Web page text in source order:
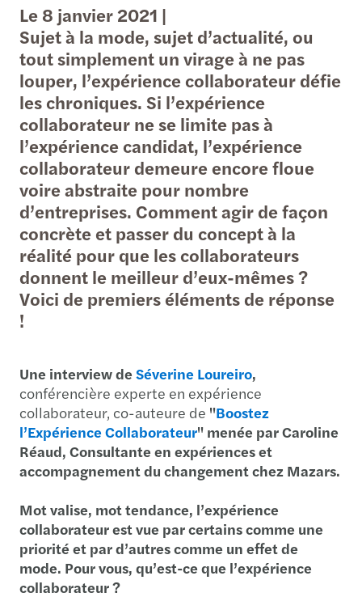
Le 8 janvier 2021 |
Sujet à la mode, sujet d’actualité, ou
tout simplement un virage à ne pas
louper, l’expérience collaborateur défie
les chroniques. Si l’expérience
collaborateur ne se limite pas à
l’expérience candidat, l’expérience
collaborateur demeure encore floue
voire abstraite pour nombre
d’entreprises. Comment agir de façon
concrète et passer du concept à la
réalité pour que les collaborateurs
donnent le meilleur d’eux-mêmes ?
Voici de premiers éléments de réponse
!
Une interview deSéverine Loureiro,
conférencière experte en expérience
collaborateur, co-auteure de "Boostez
l’Expérience Collaborateur" menée par Caroline
Réaud, Consultante en expériences et
accompagnement du changement chez Mazars.
Mot valise, mot tendance, l’expérience
collaborateur est vue par certains comme une
priorité et par d’autres comme un effet de
mode. Pour vous, qu’est-ce que l’expérience
collaborateur ?